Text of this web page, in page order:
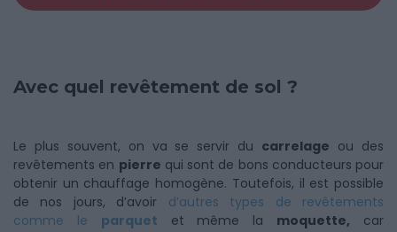
Avec quel revêtement de sol ?
Le plus souvent, on va se servir du carrelage ou des
revêtements en pierre qui sont de bons conducteurs pour
obtenir un chauffage homogène. Toutefois, il est possible
de nos jours, d’avoir d’autres types de revêtements
comme le parquet et même la moquette, car